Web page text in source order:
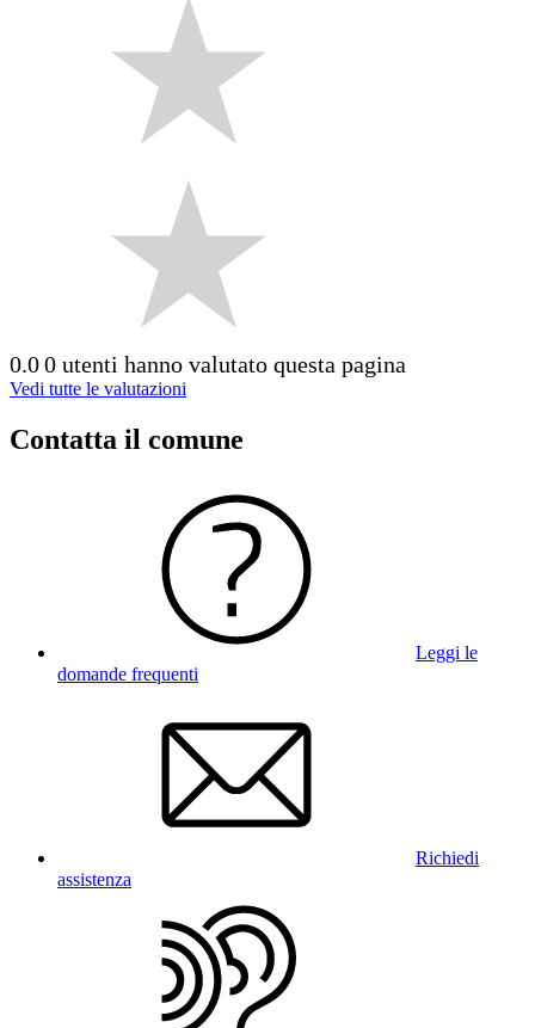
0.00 utenti hanno valutato questa pagina
Vedi tutte le valutazioni
Contatta il comune
Leggi le
domande frequenti
Richiedi
assistenza